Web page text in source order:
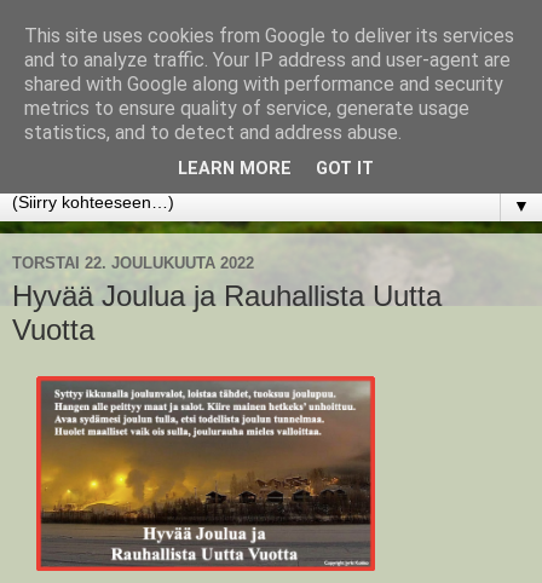
www.jyrkikokko.fi
Uusi Suunta - Jokainen hetki tarjoaa tilaisuuden muuttaa
▼
TORSTAI 22. JOULUKUUTA 2022
Hyvää Joulua ja Rauhallista Uutta
Vuotta
This site uses cookies from Google to deliver its services
and to analyze traffic. Your IP address and user-agent are
shared with Google along with performance and security
metrics to ensure quality of service, generate usage
statistics, and to detect and address abuse.
LEARN MORE GOT IT